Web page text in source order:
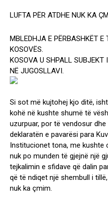
LUFTA PËR ATDHE NUK KA
MBLEDHJA E PËRBASHKËT E
KOSOVËS.
KOSOVA U SHPALL SUBJEKT
NË JUGOSLLAVI.
Si sot më kujtohej kjo ditë,
kohë në kushte shumë të
uzurpuar, por të vendosur
deklaratën e pavarësi para
Institucionet tona, me kushte
nuk po munden të gjejnë një
tejkalimin e sfidave që dalin
që të ndiqet një shembull i
nuk ka çmim.